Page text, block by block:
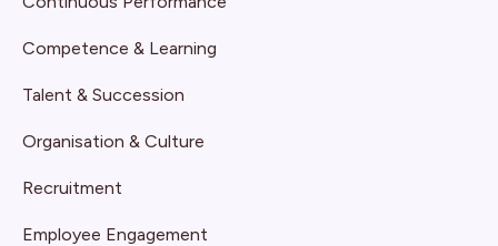
Competence & Learning
Talent & Succession
Organisation & Culture
Recruitment
Employee Engagement